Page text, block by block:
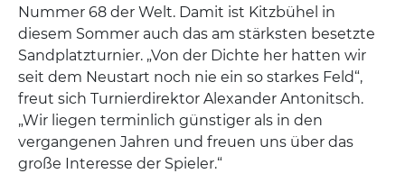
Nummer 68 der Welt. Damit ist Kitzbühel in
diesem Sommer auch das am stärksten besetzte
Sandplatzturnier. „Von der Dichte her hatten wir
seit dem Neustart noch nie ein so starkes Feld“,
freut sich Turnierdirektor Alexander Antonitsch.
„Wir liegen terminlich günstiger als in den
vergangenen Jahren und freuen uns über das
große Interesse der Spieler.“